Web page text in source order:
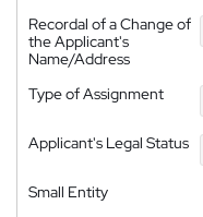
Recordal of a Change of
the Applicant's
Name/Address
Type of Assignment
Applicant's Legal Status
Small Entity